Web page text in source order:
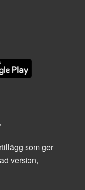
som ger
version,